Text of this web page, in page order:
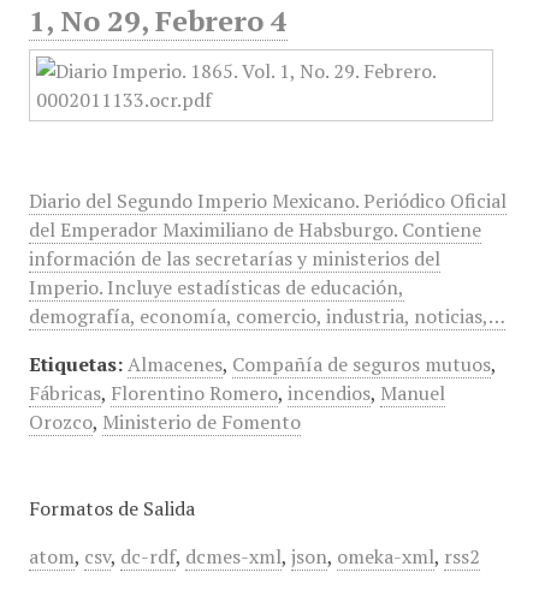
1, No 29, Febrero 4
Diario del Segundo Imperio Mexicano. Periódico Oficial
del Emperador Maximiliano de Habsburgo. Contiene
información de las secretarías y ministerios del
Imperio. Incluye estadísticas de educación,
demografía, economía, comercio, industria, noticias,…
Etiquetas: Almacenes, Compañía de seguros mutuos,
Fábricas, Florentino Romero, incendios, Manuel
Orozco, Ministerio de Fomento
Formatos de Salida
atom, csv, dc-rdf, dcmes-xml, json, omeka-xml, rss2